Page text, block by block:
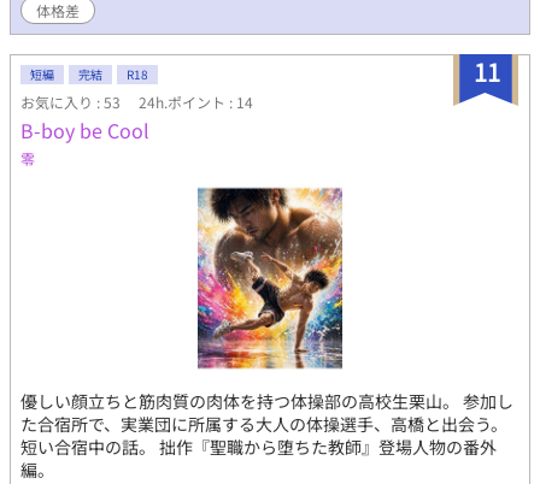
体格差
11
短編 完結 R18
お気に入り : 53 24h.ポイント : 14
B-boy be Cool
零
優しい顔立ちと筋肉質の肉体を持つ体操部の高校生栗山。 参加し
た合宿所で、実業団に所属する大人の体操選手、高橋と出会う。
短い合宿中の話。 拙作『聖職から堕ちた教師』登場人物の番外
編。